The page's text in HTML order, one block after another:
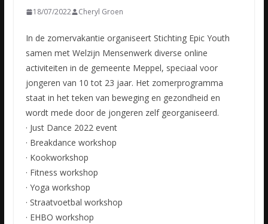
18/07/2022 Cheryl Groen
In de zomervakantie organiseert Stichting Epic Youth
samen met Welzijn Mensenwerk diverse online
activiteiten in de gemeente Meppel, speciaal voor
jongeren van 10 tot 23 jaar. Het zomerprogramma
staatin het teken van beweging en gezondheid en
wordt mede door de jongeren zelf georganiseerd.
· Just Dance 2022 event
· Breakdance workshop
· Kookworkshop
· Fitness workshop
· Yoga workshop
· Straatvoetbal workshop
· EHBO workshop